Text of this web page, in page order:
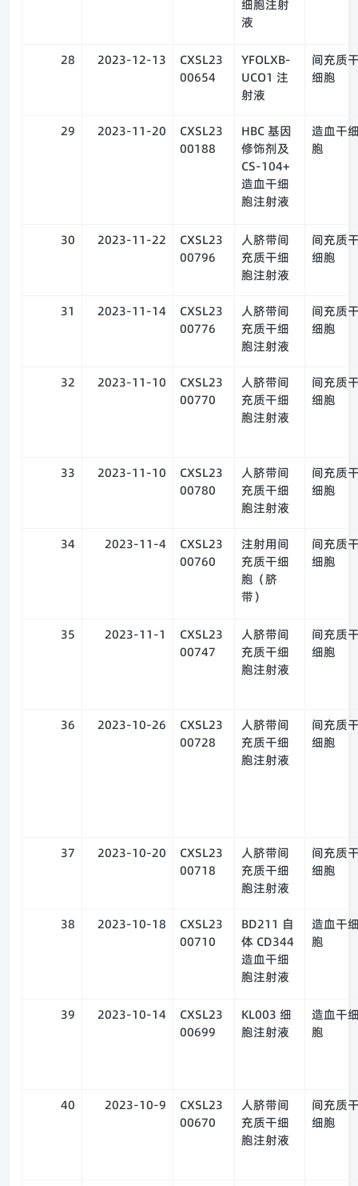
细胞注射
液
28 2023-12-13
CXSL23
00654
YFOLXB-
UCO1 注
射液
间充质
细胞
29 2023-11-20
CXSL23
00188
HBC 基因
修饰剂及
CS-104+
造血干细
胞注射液
造血干
胞
30 2023-11-22
CXSL23
00796
人脐带间
充质干细
胞注射液
间充质
细胞
31 2023-11-14
CXSL23
00776
人脐带间
充质干细
胞注射液
间充质
细胞
32 2023-11-10
CXSL23
00770
人脐带间
充质干细
胞注射液
间充质
细胞
33 2023-11-10
CXSL23
00780
人脐带间
充质干细
胞注射液
间充质
细胞
34 2023-11-4
CXSL23
00760
注射用间
充质干细
胞（脐
带）
间充质
细胞
35 2023-11-1
CXSL23
00747
人脐带间
充质干细
胞注射液
间充质
细胞
36 2023-10-26
CXSL23
00728
人脐带间
充质干细
胞注射液
间充质
细胞
37 2023-10-20
CXSL23
00718
人脐带间
充质干细
胞注射液
间充质
细胞
38 2023-10-18
CXSL23
00710
BD211 自
体 CD344
造血干细
胞注射液
造血干
胞
39 2023-10-14
CXSL23
00699
KL003 细
胞注射液
造血干
胞
40 2023-10-9
CXSL23
00670
人脐带间
充质干细
胞注射液
间充质
细胞